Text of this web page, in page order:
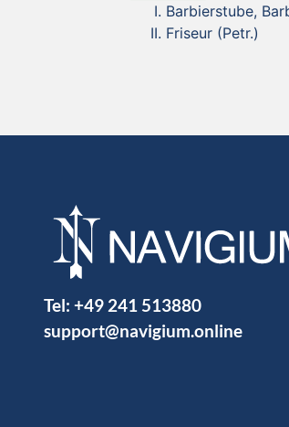
Barbierstube,
Friseur (Petr.)
Tel: +49 241 513880
support@navigium.online